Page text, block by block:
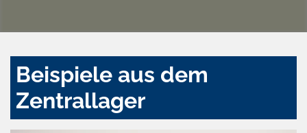
Beispiele aus dem
Zentrallager